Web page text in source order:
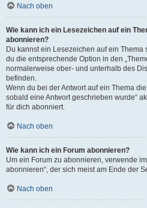
Nach oben
Wie kann ich ein Lesezeichen auf ein
abonnieren?
Du kannst ein Lesezeichen auf ein
du die entsprechende Option in den
normalerweise ober- und unterhalb des
befinden.
Wenn du bei der Antwort auf ein Thema
sobald eine Antwort geschrieben wurde“
für dich abonniert.
Nach oben
Wie kann ich ein Forum abonnieren?
Um ein Forum zu abonnieren, verwende
abonnieren“, der sich meist am Ende der
Nach oben